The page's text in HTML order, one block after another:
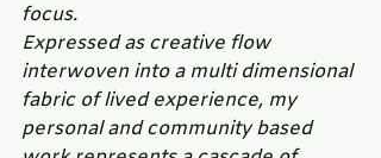
focus.
Expressed as creative flow
interwoven into a multi dimensional
fabric of lived experience, my
personal and community based